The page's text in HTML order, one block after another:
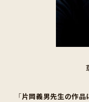
「片岡義男先生の作